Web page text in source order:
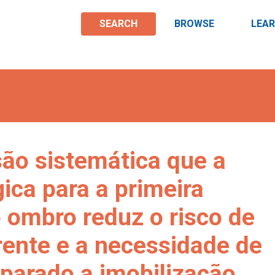
SEARCH BROWSE
sistemática que a
para a primeira
reduz o risco de
e a necessidade de